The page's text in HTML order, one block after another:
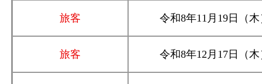
旅客 令和8年11月19日（木
旅客 令和8年12月17日（木